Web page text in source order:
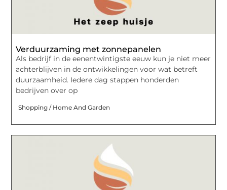
Verduurzaming met zonnepanelen
Als bedrijf in de eenentwintigste eeuw kun je niet meer
achterblijven in de ontwikkelingen voor wat betreft
duurzaamheid. Iedere dag stappen honderden
bedrijven over op
Shopping / Home And Garden